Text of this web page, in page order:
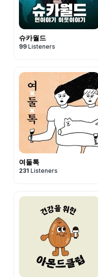
슈카월드
99 Listeners
여둘톡
231 Listeners